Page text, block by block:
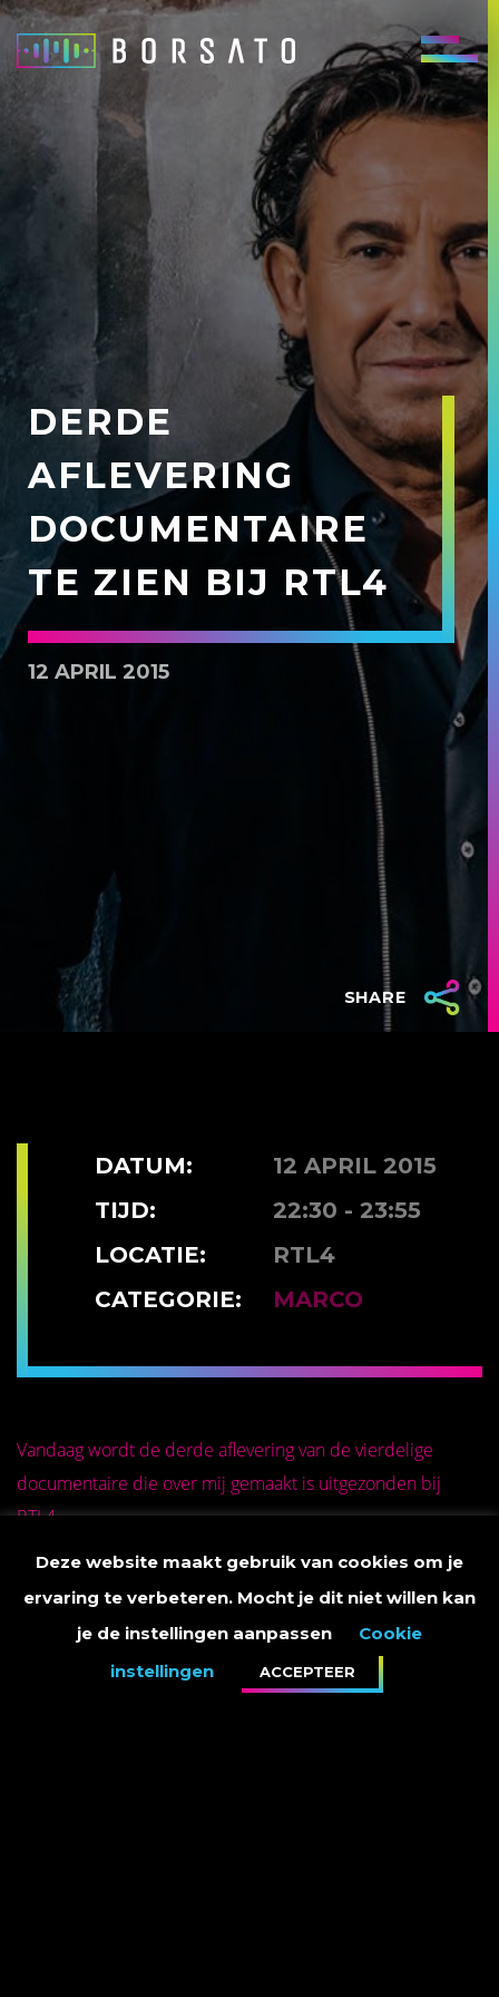
DERDE
AFLEVERING
DOCUMENTAIRE
TE ZIEN BIJ RTL4
12 APRIL 2015
SHARE
DATUM:
12 APRIL 2015
TIJD:
22:30 - 23:55
LOCATIE:
RTL4
CATEGORIE:
MARCO
Vandaag wordt de derde aflevering van de vierdelige
documentaire die over mij gemaakt is uitgezonden bij
RTL4.
Deze website maakt gebruik van cookies om je
ervaring te verbeteren. Mocht je dit niet willen kan
je de instellingen aanpassen
Cookie
instellingen
ACCEPTEER